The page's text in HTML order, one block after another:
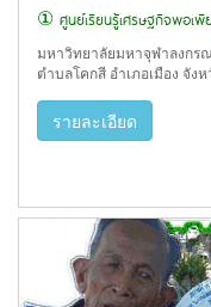
① ศูนย์เรียนรู้เศรษฐกิจพอเพี
มหาวิทยาลัยมหาจุฬาลงกร
ตำบลโคกสี อำเภอเมือง จัง
รายละเอียด